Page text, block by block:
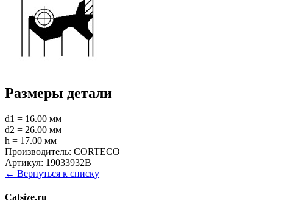
Размеры детали
d1 = 16.00 мм
d2 = 26.00 мм
h = 17.00 мм
Производитель: CORTECO
Артикул: 19033932B
← Вернуться к списку
Catsize.ru